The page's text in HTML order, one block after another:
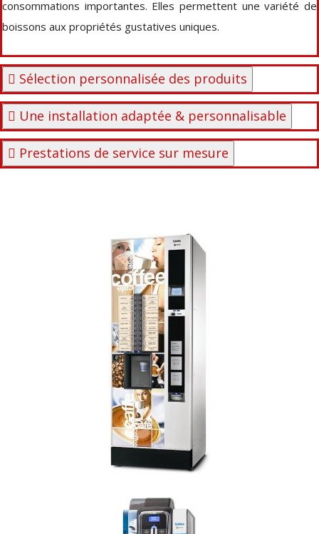
consommations importantes. Elles permettent une variété de
boissons aux propriétés gustatives uniques.
Sélection personnalisée des produits
Une installation adaptée & personnalisable
Prestations de service sur mesure